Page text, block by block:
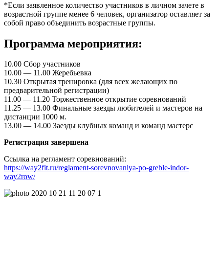
*Если заявленное количество участников в личном зачете в
возрастной группе менее 6 человек, организатор оставляет за
собой право объединить возрастные группы.
Программа мероприятия:
10.00 Сбор участников
10.00 — 11.00 Жеребьевка
10.30 Открытая тренировка (для всех желающих по
предварительной регистрации)
11.00 — 11.20 Торжественное открытие соревнований
11.25 — 13.00 Финальные заезды любителей и мастеров на
дистанции 1000 м.
13.00 — 14.00 Заезды клубных команд и команд мастерс
Регистрация завершена
Ссылка на регламент соревнований:
https://way2fit.ru/reglament-sorevnovaniya-po-greble-indor-
way2row/